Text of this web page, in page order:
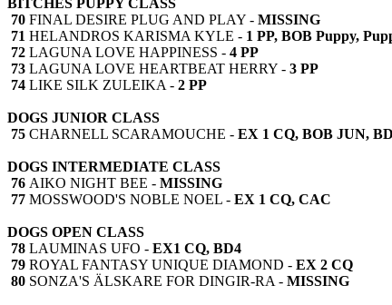
BITCHES PUPPY CLASS
70 FINAL DESIRE PLUG AND PLAY - MISSING
71 HELANDROS KARISMA KYLE - 1 PP, BOB Puppy,
72 LAGUNA LOVE HAPPINESS - 4 PP
73 LAGUNA LOVE HEARTBEAT HERRY - 3 PP
74 LIKE SILK ZULEIKA - 2 PP
DOGS JUNIOR CLASS
75 CHARNELL SCARAMOUCHE - EX 1 CQ, BOB JUN,
DOGS INTERMEDIATE CLASS
76 AIKO NIGHT BEE - MISSING
77 MOSSWOOD'S NOBLE NOEL - EX 1 CQ, CAC
DOGS OPEN CLASS
78 LAUMINAS UFO - EX1 CQ, BD4
79 ROYAL FANTASY UNIQUE DIAMOND - EX 2 CQ
80 SONZA'S ÄLSKARE FOR DINGIR-RA - MISSING